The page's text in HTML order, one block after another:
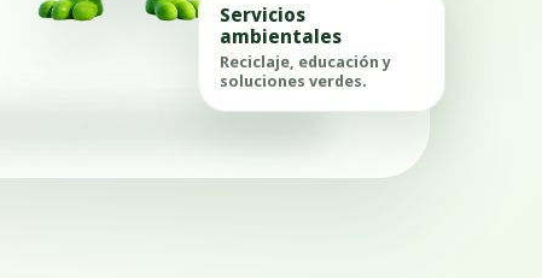
Servicios
ambientales
Reciclaje, educación y
soluciones verdes.